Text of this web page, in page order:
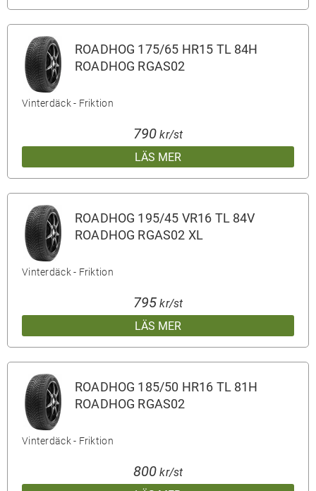
ROADHOG 175/65 HR15 TL 84H
ROADHOG RGAS02
Vinterdäck - Friktion
LÄS MER
790 kr/st
ROADHOG 195/45 VR16 TL 84V
ROADHOG RGAS02 XL
Vinterdäck - Friktion
LÄS MER
795 kr/st
ROADHOG 185/50 HR16 TL 81H
ROADHOG RGAS02
Vinterdäck - Friktion
800 kr/st